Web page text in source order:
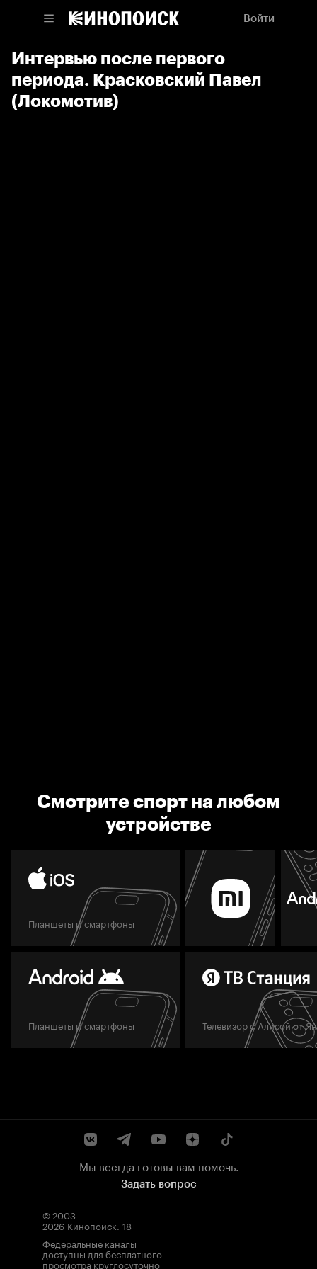
Войти
Интервью после первого
периода. Красковский Павел
(Локомотив)
Смотрите спорт на любом
устройстве
Планшеты и смартфоны
Планшеты и смартфоны Телевизор с Алисой от
Мы всегда готовы вам помочь.
Задать вопрос
© 2003–
2026 Кинопоиск. 18+
Федеральные каналы
доступны для бесплатного
просмотра круглосуточно